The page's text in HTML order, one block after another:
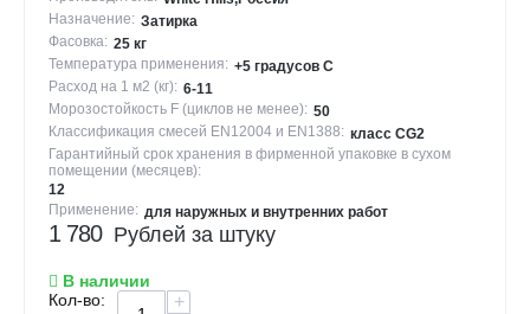
Назначение: Затирка
Фасовка: 25 кг
Температура применения: +5 градусов С
Расход на 1 м2 (кг): 6-11
Морозостойкость F (циклов не менее): 50
Классификация смесей EN12004 и EN1388: класс CG2
Гарантийный срок хранения в фирменной упаковке в сухом
помещении (месяцев):
12
Применение: для наружных и внутренних работ
1 780 Рублей за штуку
В наличии
Кол-во:
+